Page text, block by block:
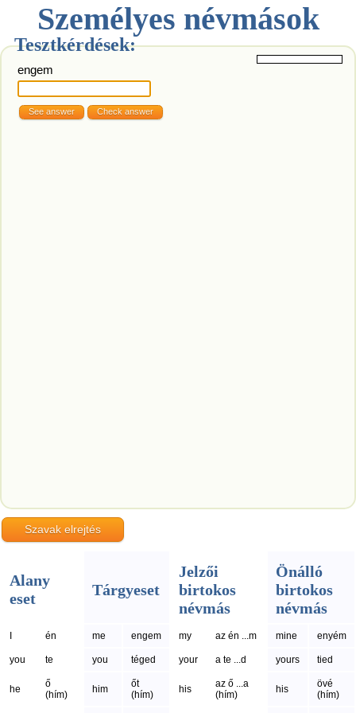
Személyes névmások
Tesztkérdések:
engem
Alany
eset
Tárgyeset
Jelzői
birtokos
névmás
Önálló
birtokos
névmás
I én me engem my az én ...m mine enyém
you te you téged your a te ...d yours tied
he
ő
(hím)
him
őt
(hím)
his
az ő ...a
(hím)
his
övé
(hím)